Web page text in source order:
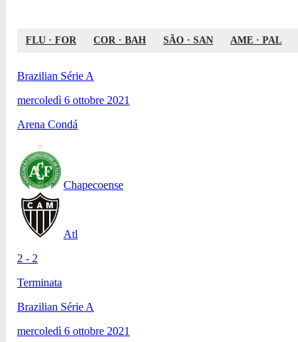
FLU · FOR COR · BAH SÃO · SAN AME · PAL
Brazilian Série A
mercoledì 6 ottobre 2021
Arena Condá
Chapecoense
Atl
2 - 2
Terminata
Brazilian Série A
mercoledì 6 ottobre 2021